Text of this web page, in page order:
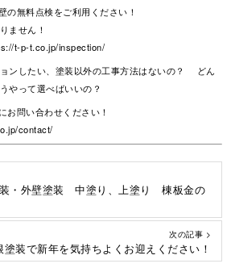
無料点検をご利用ください！
ません！
t-p-t.co.jp/inspection/
ンしたい、塗装以外の工事方法はないの？ どん
やって選べばいいの？
問い合わせください！
contact/
・外壁塗装 中塗り、上塗り 棟板金の
次の記事 >
装で新年を気持ちよくお迎えください！